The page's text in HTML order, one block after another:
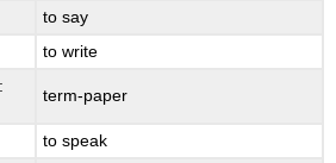
to say
to write
term-paper
to speak